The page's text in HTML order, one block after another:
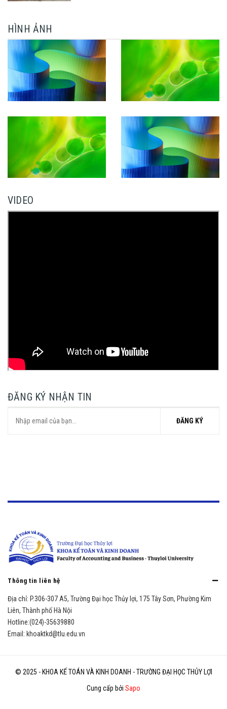
HÌNH ẢNH
VIDEO
ĐĂNG KÝ NHẬN TIN
ĐĂNG KÝ
Thông tin liên hệ
Địa chỉ: P.306-307 A5, Trường Đại học Thủy lợi, 175 Tây Sơn, Phường Kim
Liên, Thành phố Hà Nội
Hotline:(024)-35639880
Email: khoaktkd@tlu.edu.vn
© 2025 - KHOA KẾ TOÁN VÀ KINH DOANH - TRƯỜNG ĐẠI HỌC THỦY LỢI
Cung cấp bởi Sapo